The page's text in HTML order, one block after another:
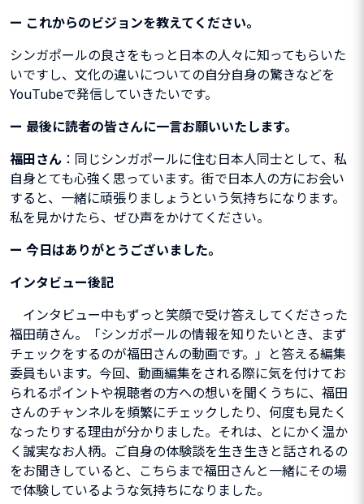
ー これからのビジョンを教えてください。
シンガポールの良さをもっと日本の人々に知ってもらいた
いですし、文化の違いについての自分自身の驚きなどを
YouTubeで発信していきたいです。
ー 最後に読者の皆さんに一言お願いいたします。
福田さん ：同じシンガポールに住む日本人同士として、私
自身とても心強く思っています。街で日本人の方にお会い
すると、一緒に頑張りましょうという気持ちになります。
私を見かけたら、ぜひ声をかけてください。
ー 今日はありがとうございました。
インタビュー後記
インタビュー中もずっと笑顔で受け答えしてくださった
福田萌さん。「シンガポールの情報を知りたいとき、まず
チェックをするのが福田さんの動画です。」と答える編集
委員もいます。今回、動画編集をされる際に気を付けてお
られるポイントや視聴者の方への想いを聞くうちに、福田
さんのチャンネルを頻繁にチェックしたり、何度も見たく
なったりする理由が分かりました。それは、とにかく温か
く誠実なお人柄。ご自身の体験談を生き生きと話されるの
をお聞きしていると、こちらまで福田さんと一緒にその場
で体験しているような気持ちになりました。